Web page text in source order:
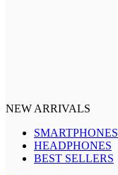
NEW ARRIVALS
SMARTPHONES
HEADPHONES
BEST SELLERS